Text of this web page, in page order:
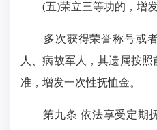
(五)荣立三等功的，增发
多次获得荣誉称号或者
人、病故军人，其遗属按
准，增发一次性抚恤金。
第九条 依法享受定期抚